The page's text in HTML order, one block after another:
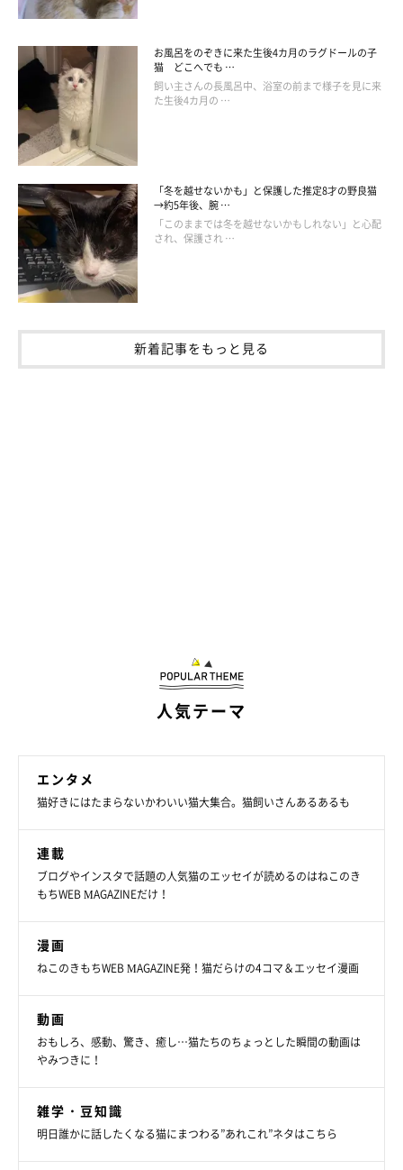
お風呂をのぞきに来た生後4カ月のラグドールの子
猫 どこへでも …
飼い主さんの長風呂中、浴室の前まで様子を見に来
た生後4カ月の …
「冬を越せないかも」と保護した推定8才の野良猫
→約5年後、腕 …
「このままでは冬を越せないかもしれない」と心配
され、保護され …
新着記事をもっと見る
人気テーマ
エンタメ
猫好きにはたまらないかわいい猫大集合。猫飼いさんあるあるも
連載
ブログやインスタで話題の人気猫のエッセイが読めるのはねこのき
もちWEB MAGAZINEだけ！
漫画
ねこのきもちWEB MAGAZINE発！猫だらけの4コマ＆エッセイ漫画
動画
おもしろ、感動、驚き、癒し…猫たちのちょっとした瞬間の動画は
やみつきに！
雑学・豆知識
明日誰かに話したくなる猫にまつわる”あれこれ”ネタはこちら